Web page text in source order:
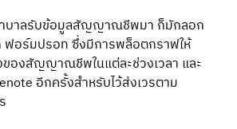
บาลรับข้อมูลสัญญาณชีพมา ก็มักลอก
ฟอร์มปรอท ซึ่งมีการพล็อตกราฟให้
ของสัญญาณชีพในแต่ละช่วงเวลา และ
อีกครั้งสำหรับไว้ส่งเวรตาม